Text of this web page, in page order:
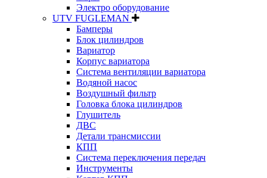
Электро оборудование
UTV FUGLEMAN
Бамперы
Блок цилиндров
Вариатор
Корпус вариатора
Система вентиляции вариатора
Водяной насос
Воздушный фильтр
Головка блока цилиндров
Глушитель
ДВС
Детали трансмиссии
КПП
Система переключения передач
Инструменты